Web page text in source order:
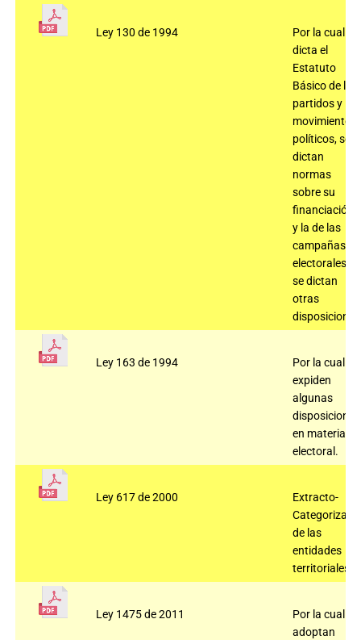
Ley 130 de 1994
Por la cual se
dicta el
Estatuto
Básico de los
partidos y
movimientos
políticos, se
dictan
normas
sobre su
financiación
y la de las
campañas
electorales y
se dictan
otras
Ley 163 de 1994
Por la cual se
expiden
algunas
disposiciones
en materia
electoral.
Ley 617 de 2000
Extracto-
de las
entidades
territoriales.
Ley 1475 de 2011
Por la cual se
adoptan